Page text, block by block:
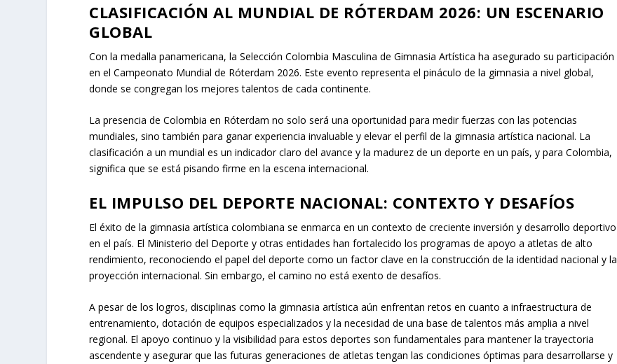
CLASIFICACIÓN AL MUNDIAL DE RÓTERDAM 2026: UN ESCENARIO
GLOBAL
Con la medalla panamericana, la Selección Colombia Masculina de Gimnasia Artística ha asegurado su participación
en el Campeonato Mundial de Róterdam 2026. Este evento representa el pináculo de la gimnasia a nivel global,
donde se congregan los mejores talentos de cada continente.
La presencia de Colombia en Róterdam no solo será una oportunidad para medir fuerzas con las potencias
mundiales, sino también para ganar experiencia invaluable y elevar el perfil de la gimnasia artística nacional. La
clasificación a un mundial es un indicador claro del avance y la madurez de un deporte en un país, y para Colombia,
significa que se está pisando firme en la escena internacional.
EL IMPULSO DEL DEPORTE NACIONAL: CONTEXTO Y DESAFÍOS
El éxito de la gimnasia artística colombiana se enmarca en un contexto de creciente inversión y desarrollo deportivo
en el país. El Ministerio del Deporte y otras entidades han fortalecido los programas de apoyo a atletas de alto
rendimiento, reconociendo el papel del deporte como un factor clave en la construcción de la identidad nacional y la
proyección internacional. Sin embargo, el camino no está exento de desafíos.
A pesar de los logros, disciplinas como la gimnasia artística aún enfrentan retos en cuanto a infraestructura de
entrenamiento, dotación de equipos especializados y la necesidad de una base de talentos más amplia a nivel
regional. El apoyo continuo y la visibilidad para estos deportes son fundamentales para mantener la trayectoria
ascendente y asegurar que las futuras generaciones de atletas tengan las condiciones óptimas para desarrollarse y